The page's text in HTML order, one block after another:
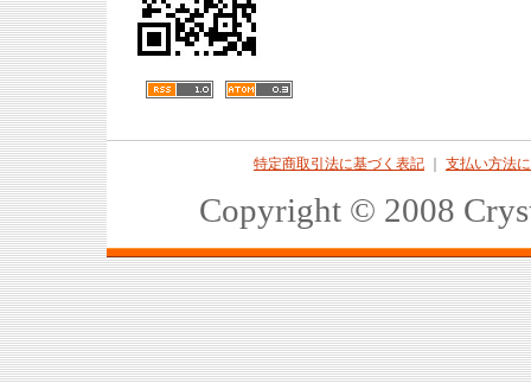
特定商取引法に基づく表記 支払い方法
Copyright © 2008